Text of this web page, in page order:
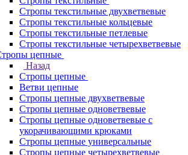
Стропы текстильные двухветвевые
Стропы текстильные кольцевые
Стропы текстильные петлевые
Стропы текстильные четырехветвевые
цепные
Назад
Стропы цепные
Ветви цепные
Стропы цепные двухветвевые
Стропы цепные одноветвевые
Стропы цепные одноветвевые с
укорачивающими крюками
Стропы цепные универсальные
Стропы цепные четырехветвевые